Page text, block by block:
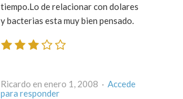
tiempo.Lo de relacionar con dolares
y bacterias esta muy bien pensado.
Ricardo en enero 1, 2008 · Accede
para responder